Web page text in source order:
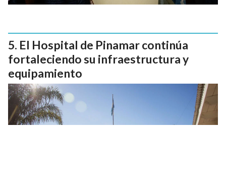
El Hospital de Pinamar continúa
fortaleciendo su infraestructura y
equipamiento